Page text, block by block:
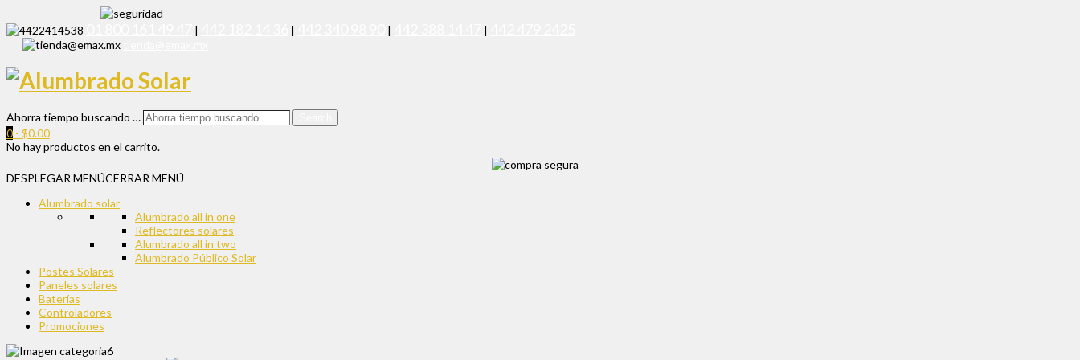
| | | |
Ahorra tiempo buscando …
0 - $0.00
No hay productos en el carrito.
DESPLEGAR MENÚCERRAR MENÚ
Alumbrado solar
Alumbrado all in one
Reflectores solares
Alumbrado all in two
Alumbrado Público Solar
Postes Solares
Paneles solares
Baterías
Controladores
Promociones